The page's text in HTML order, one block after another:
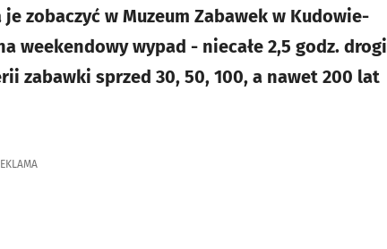
zobaczyć w Muzeum Zabawek w Kudowie-
weekendowy wypad - niecałe 2,5 godz. drogi
zabawki sprzed 30, 50, 100, a nawet 200 lat